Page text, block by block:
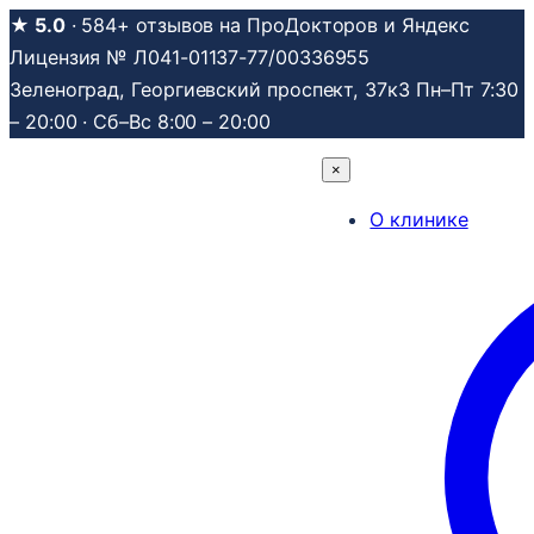
Перейти
к
содержимому
★ 5.0· 584+ отзывов на ПроДокторов и Яндекс
Лицензия № Л041-01137-77/00336955
Зеленоград, Георгиевский проспект, 37к3 Пн–Пт 7:30
– 20:00 · Сб–Вс 8:00 – 20:00
×
О клинике